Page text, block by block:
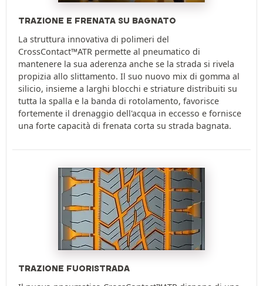
TRAZIONE E FRENATA SU BAGNATO
La struttura innovativa di polimeri del
CrossContact™ATR permette al pneumatico di
mantenere la sua aderenza anche se la strada si rivela
propizia allo slittamento. Il suo nuovo mix di gomma al
silicio, insieme a larghi blocchi e striature distribuiti su
tutta la spalla e la banda di rotolamento, favorisce
fortemente il drenaggio dell'acqua in eccesso e fornisce
una forte capacità di frenata corta su strada bagnata.
TRAZIONE FUORISTRADA